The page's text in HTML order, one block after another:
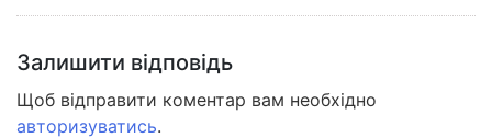
Залишити відповідь
Щоб відправити коментар вам необхідно
авторизуватись.